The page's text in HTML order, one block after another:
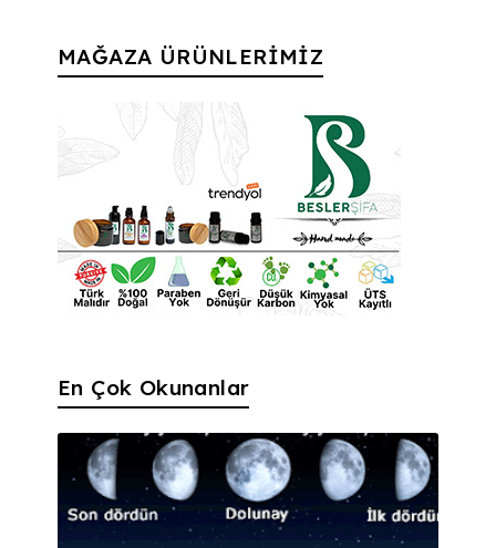
MAĞAZA ÜRÜNLERİMİZ
En Çok Okunanlar